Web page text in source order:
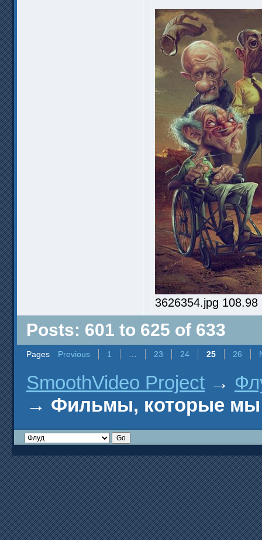
3626354.jpg
Posts: 601 to 625 of 633
Pages Previous 1 23 24 25 26
SmoothVideo Project →
→ Фильмы, которые мы